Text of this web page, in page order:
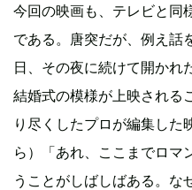
今回の映画も、テレビと同
である。唐突だが、例え話
日、その夜に続けて開かれ
結婚式の模様が上映される
り尽くしたプロが編集した
ら）「あれ、ここまでロマ
うことがしばしばある。な